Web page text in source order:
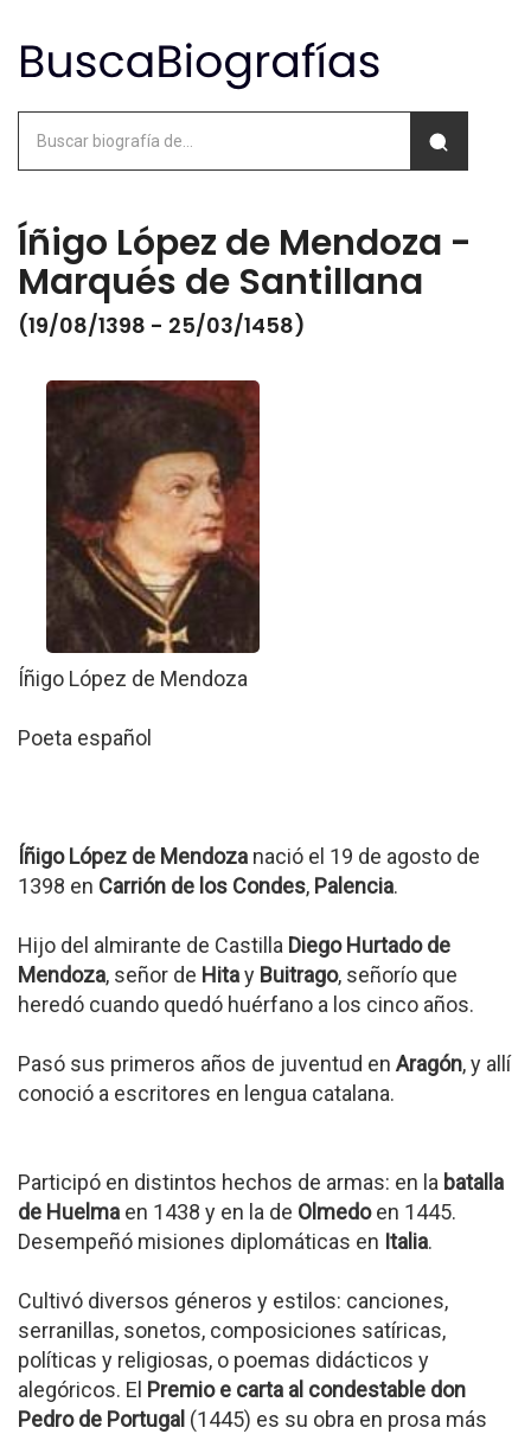
Íñigo López de Mendoza -
Marqués de Santillana
(19/08/1398 - 25/03/1458)
Íñigo López de Mendoza
Poeta español
Íñigo López de Mendoza nació el 19 de agosto de
1398 en Carrión de los Condes, Palencia.
Hijo del almirante de Castilla Diego Hurtado de
Mendoza, señor de Hitay Buitrago, señorío que
heredó cuando quedó huérfano a los cinco años.
Pasó sus primeros años de juventud en Aragón, y allí
conoció a escritores en lengua catalana.
Participó en distintos hechos de armas: en la batalla
de Huelma en 1438 y en la de Olmedoen 1445.
Desempeñó misiones diplomáticas en Italia.
Cultivó diversos géneros y estilos: canciones,
serranillas, sonetos, composiciones satíricas,
políticas y religiosas, o poemas didácticos y
alegóricos. El Premio e carta al condestable don
Pedro de Portugal (1445) es su obra en prosa más